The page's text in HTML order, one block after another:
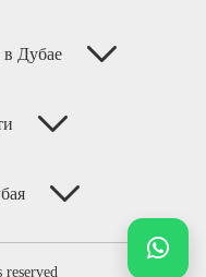
Дубае